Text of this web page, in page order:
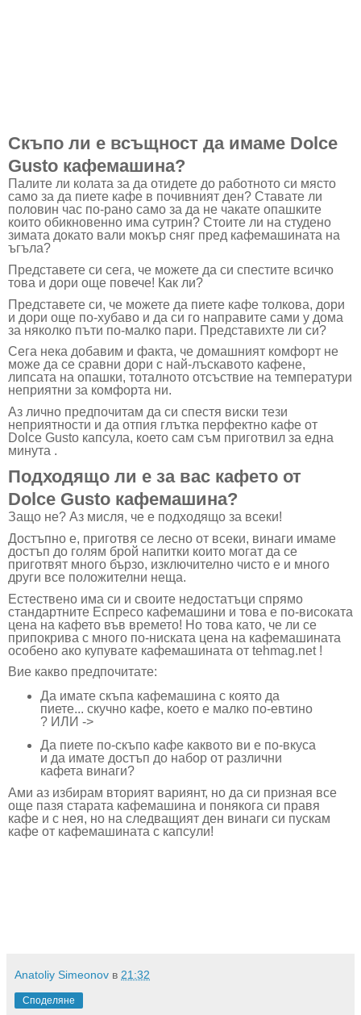
Скъпо ли е всъщност да имаме Dolce
Gusto кафемашина?
Палите ли колата за да отидете до работното си място
само за да пиете кафе в почивният ден? Ставате ли
половин час по-рано само за да не чакате опашките
които обикновенно има сутрин? Стоите ли на студено
зимата докато вали мокър сняг пред кафемашината на
ъгъла?
Представете си сега, че можете да си спестите всичко
това и дори още повече! Как ли?
Представете си, че можете да пиете кафе толкова, дори
и дори още по-хубаво и да си го направите сами у дома
за няколко пъти по-малко пари. Представихте ли си?
Сега нека добавим и факта, че домашният комфорт не
може да се сравни дори с най-лъскавото кафене,
липсата на опашки, тоталното отсъствие на температури
неприятни за комфорта ни.
Аз лично предпочитам да си спестя виски тези
неприятности и да отпия глътка перфектно кафе от
Dolce Gusto капсула, което сам съм приготвил за една
минута .
Подходящо ли е за вас кафето от
Dolce Gusto кафемашина?
Защо не? Аз мисля, че е подходящо за всеки!
Достъпно е, приготвя се лесно от всеки, винаги имаме
достъп до голям брой напитки които могат да се
приготвят много бързо, изключително чисто е и много
други все положителни неща.
Естествено има си и своите недостатъци спрямо
стандартните Еспресо кафемашини и това е по-високата
цена на кафето във времето! Но това като, че ли се
припокрива с много по-ниската цена на кафемашината
особено ако купувате кафемашината от tehmag.net!
Вие какво предпочитате:
Да имате скъпа кафемашина с която да
пиете... скучно кафе, което е малко по-евтино
? ИЛИ ->
Да пиете по-скъпо кафе каквото ви е по-вкуса
и да имате достъп до набор от различни
кафета винаги?
Ами аз избирам вторият вариянт, но да си призная все
още пазя старата кафемашина и понякога си правя
кафе и с нея, но на следващият ден винаги си пускам
кафе от кафемашината с капсули!
Anatoliy Simeonov в 21:32
Споделяне